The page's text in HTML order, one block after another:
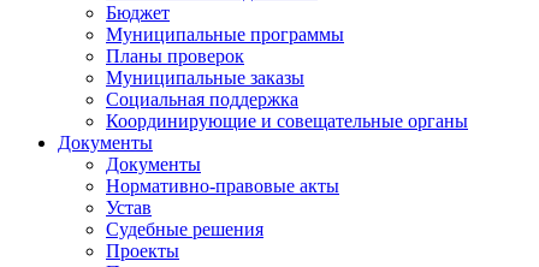
Бюджет
Муниципальные программы
Планы проверок
Муниципальные заказы
Социальная поддержка
Координирующие и совещательные органы
Документы
Документы
Нормативно-правовые акты
Устав
Судебные решения
Проекты